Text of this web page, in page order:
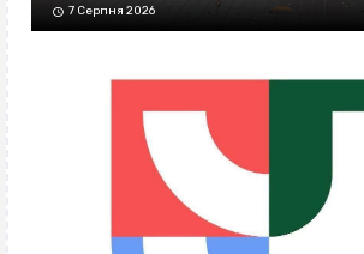
7 Серпня 2026